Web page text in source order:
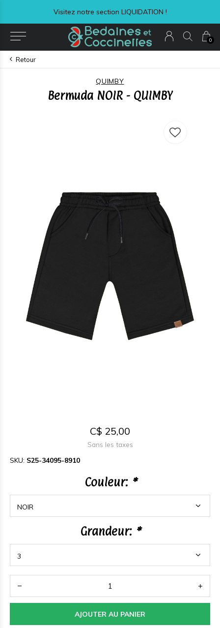
0
Visitez notre section LIQUIDATION !
Retour
QUIMBY
Bermuda NOIR - QUIMBY
C$ 25,00
Sans les taxes
SKU: S25-34095-8910
Couleur: *
Grandeur: *
AJOUTER AU PANIER